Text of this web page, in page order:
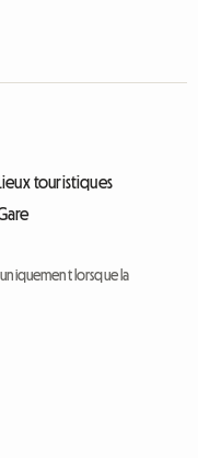
Lieux touristiques
lorsque la